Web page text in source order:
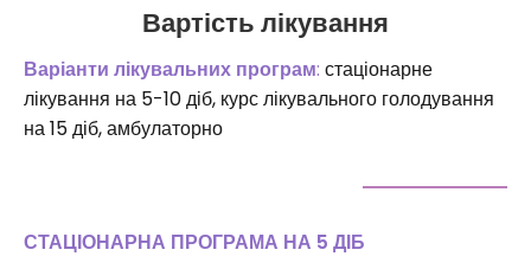
Вартість лікування
Варіанти лікувальних програм: стаціонарне
лікування на 5-10 діб, курс лікувального голодування
на 15 діб, амбулаторно
СТАЦІОНАРНА ПРОГРАМА НА 5 ДІБ